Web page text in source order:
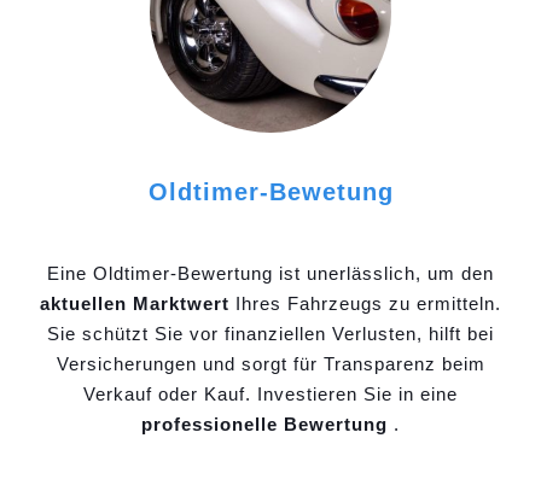
Oldtimer-Bewetung
Eine Oldtimer-Bewertung ist unerlässlich, um den
aktuellen Marktwert Ihres Fahrzeugs zu ermitteln.
Sie schützt Sie vor finanziellen Verlusten, hilft bei
Versicherungen und sorgt für Transparenz beim
Verkauf oder Kauf. Investieren Sie in eine
professionelle Bewertung .